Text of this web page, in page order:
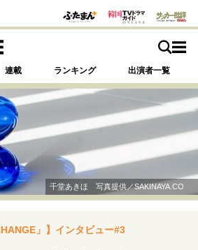
連載 ランキング 出演者一覧
で探す
決断の裏側
挫折からの再起
千堂あきほ 写真提供／SAKINAYA.CO
」】インタビュー#3